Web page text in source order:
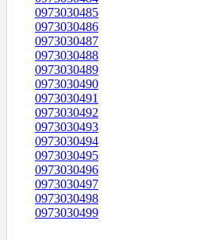
0973030485
0973030486
0973030487
0973030488
0973030489
0973030490
0973030491
0973030492
0973030493
0973030494
0973030495
0973030496
0973030497
0973030498
0973030499